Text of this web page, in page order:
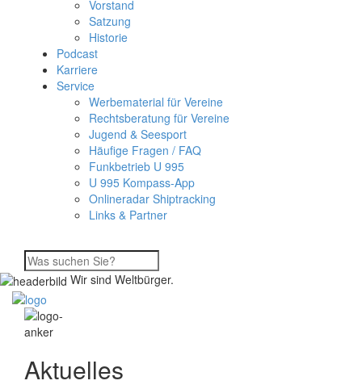
Vorstand
Satzung
Historie
Podcast
Karriere
Service
Werbematerial für Vereine
Rechtsberatung für Vereine
Jugend & Seesport
Häufige Fragen / FAQ
Funkbetrieb U 995
U 995 Kompass-App
Onlineradar Shiptracking
Links & Partner
Wir sind Weltbürger.
Aktuelles